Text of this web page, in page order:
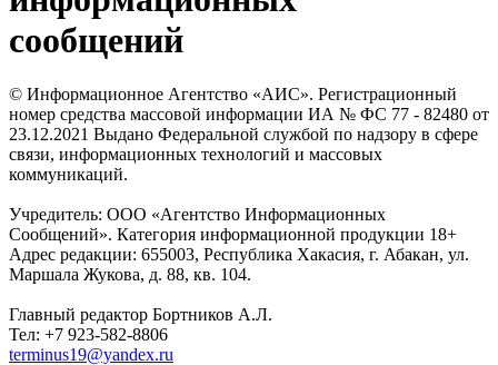
сообщений
© Информационное Агентство «АИС». Регистрационный
номер средства массовой информации ИА № ФС 77 - 82480 от
23.12.2021 Выдано Федеральной службой по надзору в сфере
связи, информационных технологий и массовых
коммуникаций.
Учредитель: ООО «Агентство Информационных
Сообщений». Категория информационной продукции 18+
Адрес редакции: 655003, Республика Хакасия, г. Абакан, ул.
Маршала Жукова, д. 88, кв. 104.
Главный редактор Бортников А.Л.
Тел: +7 923-582-8806
terminus19@yandex.ru